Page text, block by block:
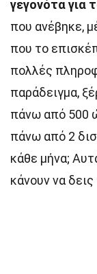
γεγονότα για
που ανέβηκε,
που το
πολλές
παράδειγμα,
πάνω από 500
πάνω από 2
κάθε μήνα;
κάνουν να